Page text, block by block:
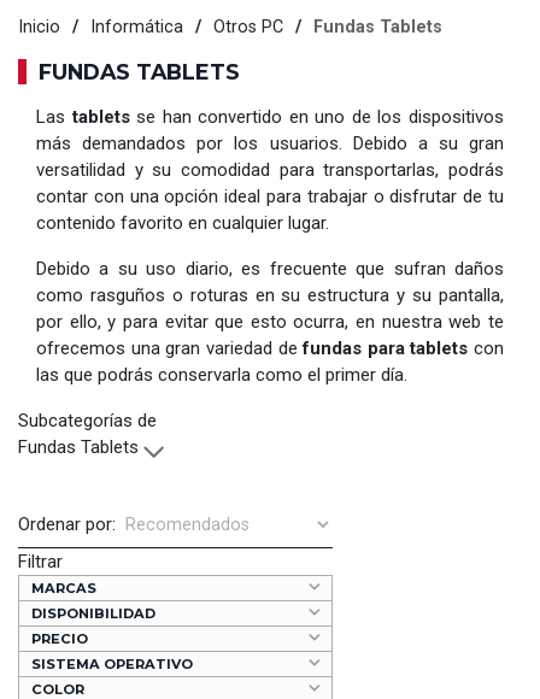
Inicio Informática Otros PC Fundas Tablets
FUNDAS TABLETS
Lastabletsse han convertido en uno de los dispositivos
más demandados por los usuarios. Debido a su gran
versatilidad y su comodidad para transportarlas, podrás
contar con una opción ideal para trabajar o disfrutar de tu
contenido favorito en cualquier lugar.
Debido a su uso diario, es frecuente que sufran daños
como rasguños o roturas en su estructura y su pantalla,
por ello, y para evitar que esto ocurra, en nuestra web te
ofrecemos una gran variedad defundas para tablets con
las que podrás conservarla como el primer día.
Subcategorías de
Fundas Tablets
Ordenar por:
Filtrar
MARCAS
DISPONIBILIDAD
PRECIO
SISTEMA OPERATIVO
COLOR